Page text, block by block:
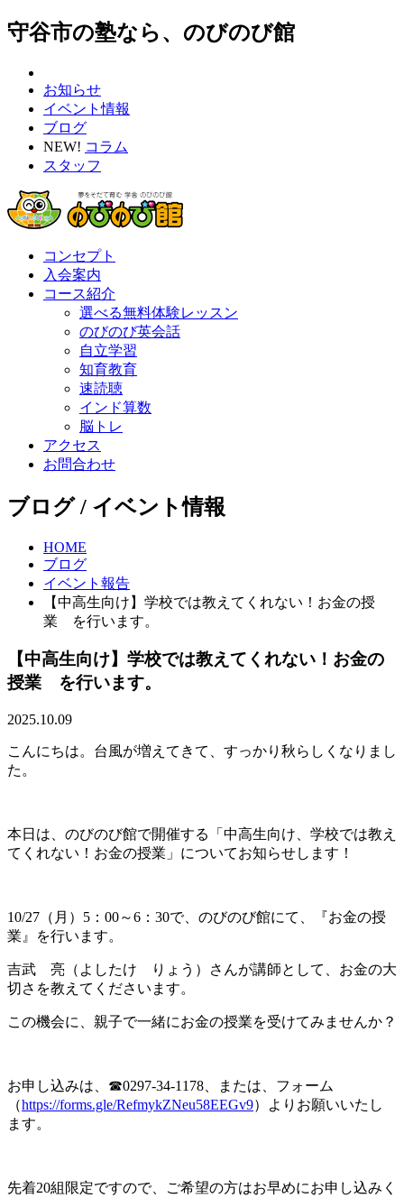
守谷市の塾なら、のびのび館
お知らせ
イベント情報
ブログ
NEW! コラム
スタッフ
コンセプト
入会案内
コース紹介
選べる無料体験レッスン
のびのび英会話
自立学習
知育教育
速読聴
インド算数
脳トレ
アクセス
お問合わせ
ブログ / イベント情報
HOME
ブログ
イベント報告
【中高生向け】学校では教えてくれない！お金の授
業 を行います。
【中高生向け】学校では教えてくれない！お金の
授業 を行います。
2025.10.09
こんにちは。台風が増えてきて、すっかり秋らしくなりまし
た。
本日は、のびのび館で開催する「中高生向け、学校では教え
てくれない！お金の授業」についてお知らせします！
10/27（月）5：00～6：30で、のびのび館にて、『お金の授
業』を行います。
吉武 亮（よしたけ りょう）さんが講師として、お金の大
切さを教えてくださいます。
この機会に、親子で一緒にお金の授業を受けてみませんか？
お申し込みは、☎0297-34-1178、または、フォーム
（https://forms.gle/RefmykZNeu58EEGv9）よりお願いいたし
ます。
先着20組限定ですので、ご希望の方はお早めにお申し込みく